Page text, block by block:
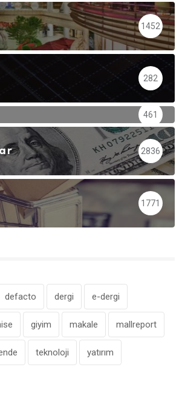
1452
282
461
2836
1771
defacto dergi e-dergi
giyim makale mallreport
teknoloji yatırım